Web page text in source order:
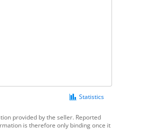
Statistics
provided by the seller. Reported
is therefore only binding once it